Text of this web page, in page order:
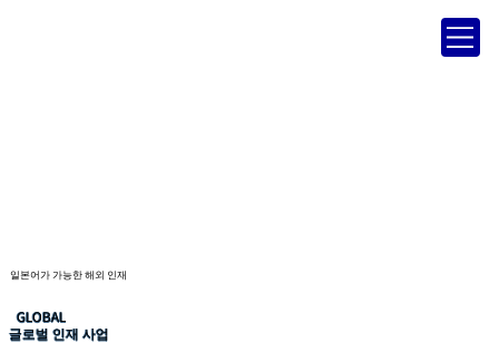
일본어가 가능한 해외 인재
GLOBAL
글로벌 인재 사업